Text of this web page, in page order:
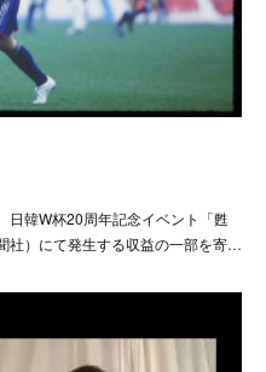
日韓W杯20周年記念イベント「甦
社）にて発生する収益の一部を寄…